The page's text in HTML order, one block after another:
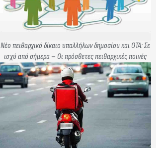
Νέο πειθαρχικό δίκαιο υπαλλήλων δημοσίου και ΟΤΑ: Σε
ισχύ από σήμερα – Οι πρόσθετες πειθαρχικές ποινές